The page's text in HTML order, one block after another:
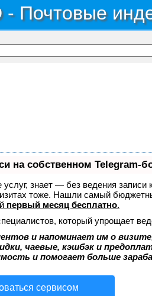
- Почтовые
на собственном Telegram-
услуг, знает — без ведения
тоже. Нашли самый
первый месяц бесплатно.
который упрощает
и напоминает им о
чаевые, кэшбэк и
и помогает больше
сервисом